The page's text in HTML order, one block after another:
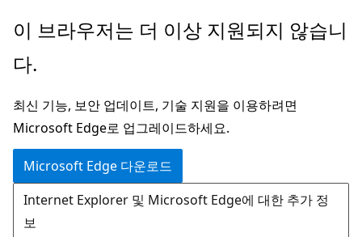
주
콘
츠
로
건
너
뛰
기
이 브라우저는 더 이상 지원되지 않습니
다.
최신 기능, 보안 업데이트, 기술 지원을 이용하려면
Microsoft Edge로 업그레이드하세요.
Microsoft Edge 다운로드
Internet Explorer 및 Microsoft Edge에 대한 추가 정
보